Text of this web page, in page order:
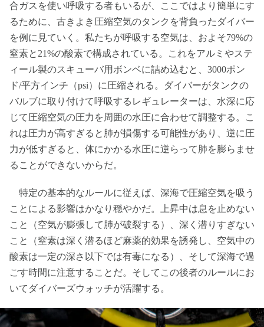
合ガスを使い呼吸する者もいるが、ここではより簡単にす
るために、古きよき圧縮空気のタンクを背負ったダイバー
を例に見ていく。私たちが呼吸する空気は、およそ79%の
窒素と21%の酸素で構成されている。これをアルミやステ
ィール製のスキューバ用ボンベに詰め込むと、3000ポン
ド/平方インチ（psi）に圧縮される。ダイバーがタンクの
バルブに取り付けて呼吸するレギュレーターは、水深に応
じて圧縮空気の圧力を周囲の水圧に合わせて調整する。こ
れは圧力が高すぎると肺が損傷する可能性があり、逆に圧
力が低すぎると、体にかかる水圧に逆らって肺を膨らませ
ることができないからだ。
特定の基本的なルールに従えば、深海で圧縮空気を吸う
ことによる影響はかなり穏やかだ。上昇中は息を止めない
こと（空気が膨張して肺が破裂する）、深く潜りすぎない
こと（窒素は深く潜るほど麻薬的効果を誘発し、空気中の
酸素は一定の深さ以下では有毒になる）、そして深海で過
ごす時間に注意することだ。そしてこの後者のルールにお
いてダイバーズウォッチが活躍する。